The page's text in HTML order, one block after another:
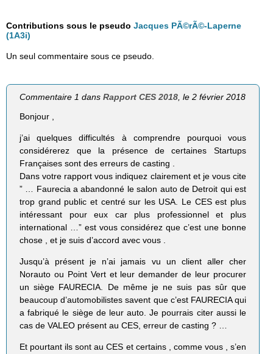
Contributions sous le pseudo Jacques PÃ©rÃ©-Laperne
(1A3i)
Un seul commentaire sous ce pseudo.
Commentaire 1 dansRapport CES 2018 , le 2 février 2018
Bonjour ,
j’ai quelques difficultés à comprendre pourquoi vous
considérerez que la présence de certaines Startups
Françaises sont des erreurs de casting .
Dans votre rapport vous indiquez clairement et je vous cite
” … Faurecia a abandonné le salon auto de Detroit qui est
trop grand public et centré sur les USA. Le CES est plus
intéressant pour eux car plus professionnel et plus
international …” est vous considérez que c’est une bonne
chose , et je suis d’accord avec vous .
Jusqu’à présent je n’ai jamais vu un client aller cher
Norauto ou Point Vert et leur demander de leur procurer
un siège FAURECIA. De même je ne suis pas sûr que
beaucoup d’automobilistes savent que c’est FAURECIA qui
a fabriqué le siège de leur auto. Je pourrais citer aussi le
cas de VALEO présent au CES, erreur de casting ? …
Et pourtant ils sont au CES et certains , comme vous , s’en